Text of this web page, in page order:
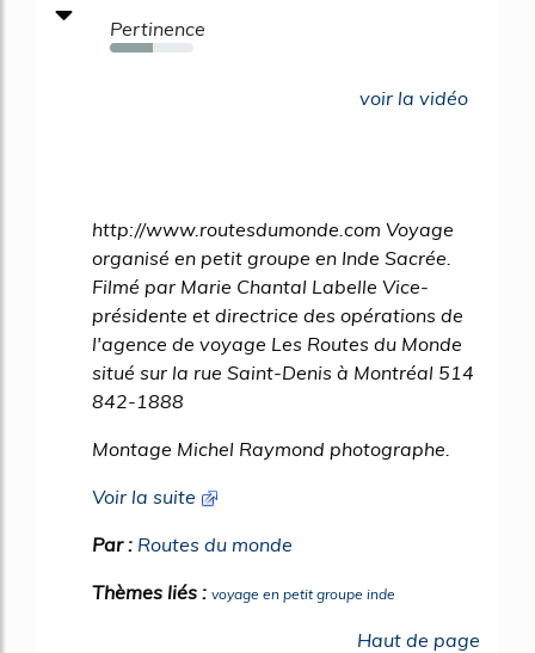
Pertinence
51%
voir la vidéo
http://www.routesdumonde.com Voyage
organisé en petit groupe en Inde Sacrée.
Filmé par Marie Chantal Labelle Vice-
présidente et directrice des opérations de
l'agence de voyage Les Routes du Monde
situé sur la rue Saint-Denis à Montréal 514
842-1888
Montage Michel Raymond photographe.
Voir la suite
Par : Routes du monde
Thèmes liés : voyage en petit groupe inde
Haut de page